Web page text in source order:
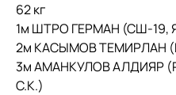
62 кг
1м ШТРО ГЕРМАН (СШ-19,
2м КАСЫМОВ ТЕМИРЛАН
3м АМАНКУЛОВ АЛДИЯР
С.К.)